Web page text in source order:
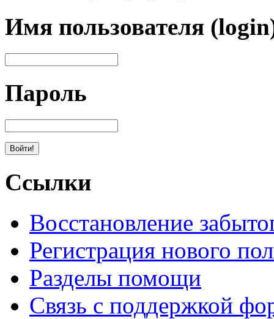
Имя пользователя
Пароль
Ссылки
Восстановление
Регистрация нового
Разделы помощи
Связь с поддержкой